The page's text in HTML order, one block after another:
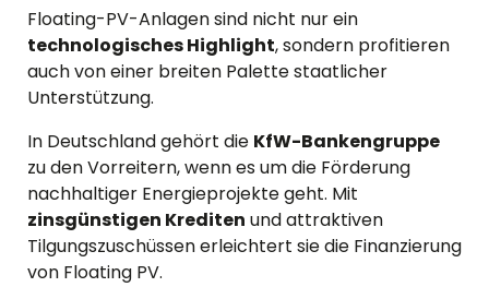
Floating-PV-Anlagen sind nicht nur ein
technologisches Highlight, sondern profitieren
auch von einer breiten Palette staatlicher
Unterstützung.
In Deutschland gehört die KfW-Bankengruppe
zu den Vorreitern, wenn es um die Förderung
nachhaltiger Energieprojekte geht. Mit
zinsgünstigen Krediten und attraktiven
Tilgungszuschüssen erleichtert sie die Finanzierung
von Floating PV.